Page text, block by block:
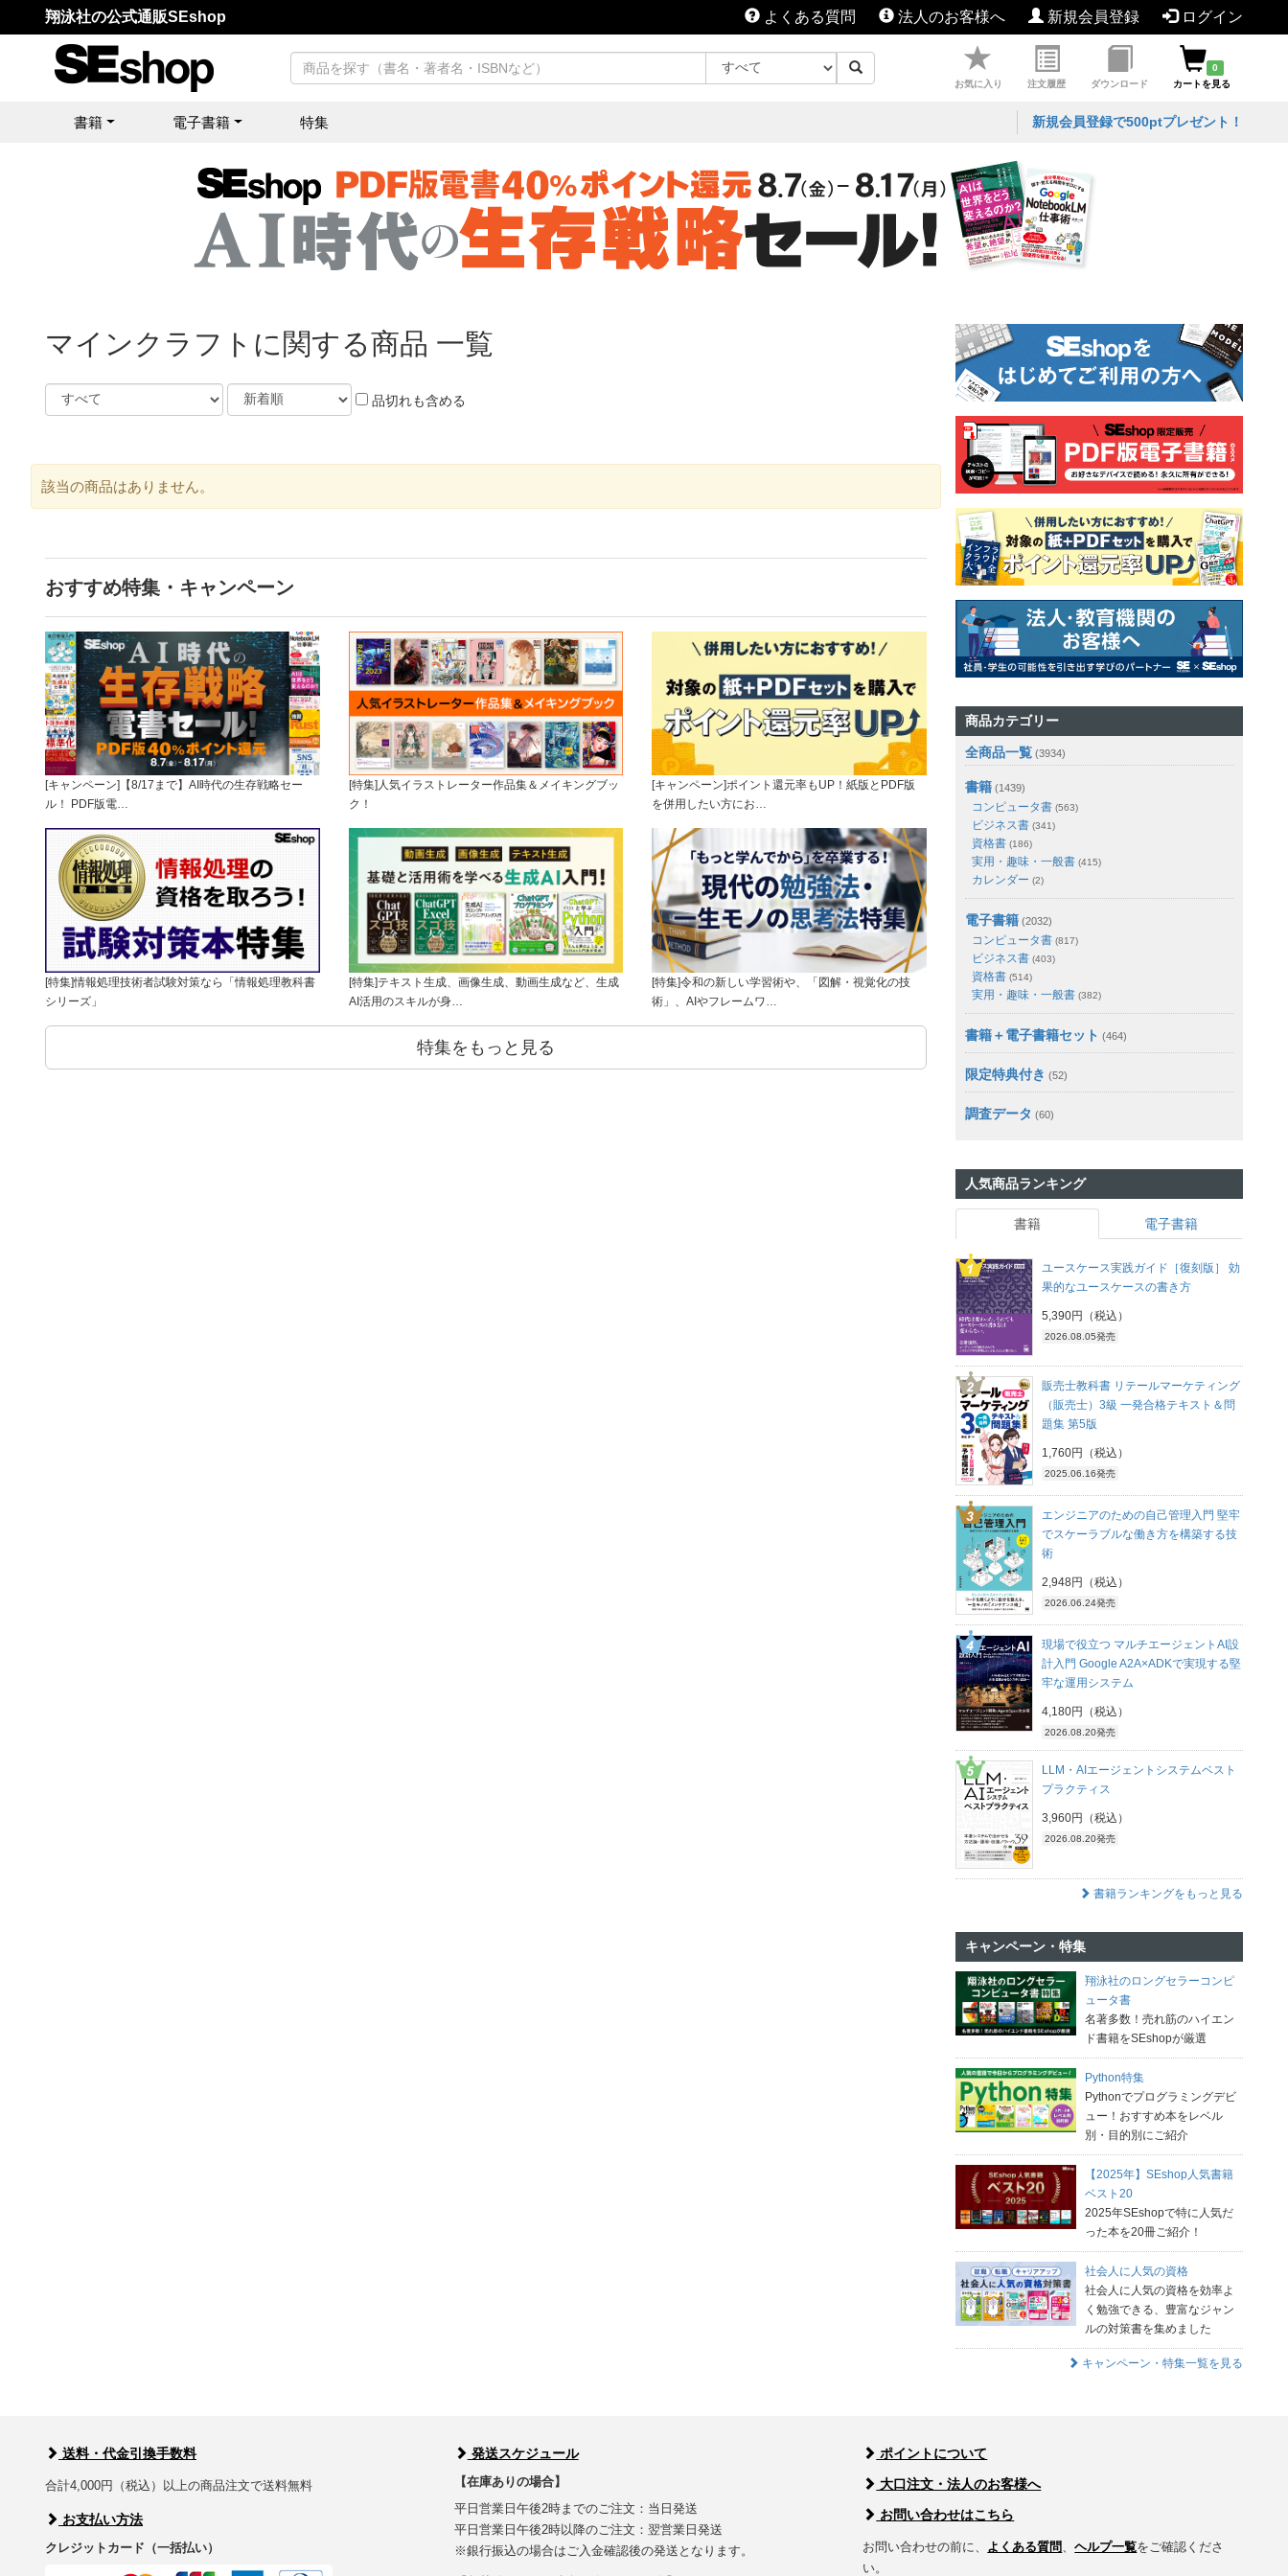
翔泳社の公式通販SEshop よくある質問 法人のお客様へ 新規会員登録 ログイン
お気に入り 注文履歴 ダウンロード
0
カートを見る
書籍 電子書籍 特集 新規会員登録で500ptプレゼント！
マインクラフトに関する商品 一覧
品切れも含める
該当の商品はありません。
おすすめ特集・キャンペーン
[キャンペーン]【8/17まで】AI時代の生存戦略セー
ル！ PDF版電…
[特集]人気イラストレーター作品集＆メイキングブッ
ク！
[キャンペーン]ポイント還元率もUP！紙版とPDF版
を併用したい方にお…
[特集]情報処理技術者試験対策なら「情報処理教科書
シリーズ」
[特集]テキスト生成、画像生成、動画生成など、生成
AI活用のスキルが身…
[特集]令和の新しい学習術や、「図解・視覚化の技
術」、AIやフレームワ…
特集をもっと見る
商品カテゴリー
全商品一覧 (3934)
書籍 (1439)
コンピュータ書 (563)
ビジネス書 (341)
資格書 (186)
実用・趣味・一般書 (415)
カレンダー (2)
電子書籍 (2032)
コンピュータ書 (817)
ビジネス書 (403)
資格書 (514)
実用・趣味・一般書 (382)
書籍＋電子書籍セット (464)
限定特典付き (52)
調査データ (60)
人気商品ランキング
書籍 電子書籍
ユースケース実践ガイド［復刻版］ 効
果的なユースケースの書き方
5,390円（税込）
2026.08.05発売
販売士教科書 リテールマーケティング
（販売士）3級 一発合格テキスト＆問
題集 第5版
1,760円（税込）
2025.06.16発売
エンジニアのための自己管理入門 堅牢
でスケーラブルな働き方を構築する技
術
2,948円（税込）
2026.06.24発売
現場で役立つ マルチエージェントAI設
計入門 Google A2A×ADKで実現する堅
牢な運用システム
4,180円（税込）
2026.08.20発売
LLM・AIエージェントシステムベスト
プラクティス
3,960円（税込）
2026.08.20発売
書籍ランキングをもっと見る
キャンペーン・特集
翔泳社のロングセラーコンピ
ュータ書
名著多数！売れ筋のハイエン
ド書籍をSEshopが厳選
Python特集
Pythonでプログラミングデビ
ュー！おすすめ本をレベル
別・目的別にご紹介
【2025年】SEshop人気書籍
ベスト20
2025年SEshopで特に人気だ
った本を20冊ご紹介！
社会人に人気の資格
社会人に人気の資格を効率よ
く勉強できる、豊富なジャン
ルの対策書を集めました
キャンペーン・特集一覧を見る
送料・代金引換手数料
合計4,000円（税込）以上の商品注文で送料無料
お支払い方法
クレジットカード（一括払い）
発送スケジュール
【在庫ありの場合】
平日営業日午後2時までのご注文：当日発送
平日営業日午後2時以降のご注文：翌営業日発送
※銀行振込の場合はご入金確認後の発送となります。
ポイントについて
大口注文・法人のお客様へ
お問い合わせはこちら
お問い合わせの前に、 よくある質問、ヘルプ一覧をご確認くださ
い。